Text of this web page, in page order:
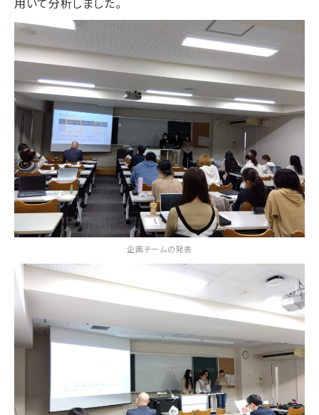
企画チームの発表